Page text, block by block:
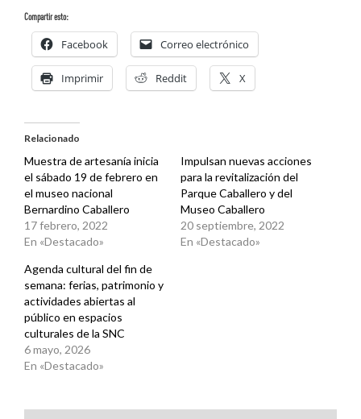
Compartir esto:
Facebook Correo electrónico
Imprimir Reddit X
Relacionado
Muestra de artesanía inicia
el sábado 19 de febrero en
el museo nacional
Bernardino Caballero
17 febrero, 2022
En «Destacado»
Impulsan nuevas acciones
para la revitalización del
Parque Caballero y del
Museo Caballero
20 septiembre, 2022
En «Destacado»
Agenda cultural del fin de
semana: ferias, patrimonio y
actividades abiertas al
público en espacios
culturales de la SNC
6 mayo, 2026
En «Destacado»